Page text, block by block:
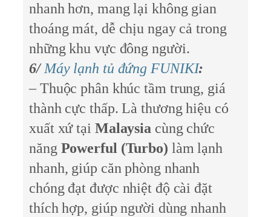
nhanh hơn, mang lại không gian
thoáng mát, dễ chịu ngay cả trong
những khu vực đông người.
6/ Máy lạnh tủ đứng FUNIKI:
– Thuộc phân khúc tầm trung, giá
thành cực thấp. Là thương hiệu có
xuất xứ tại Malaysia cùng chức
năng Powerful (Turbo) làm lạnh
nhanh, giúp căn phòng nhanh
chóng đạt được nhiệt độ cài đặt
thích hợp, giúp người dùng nhanh